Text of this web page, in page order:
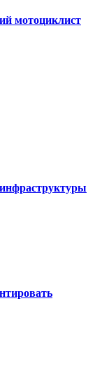
мотоциклист